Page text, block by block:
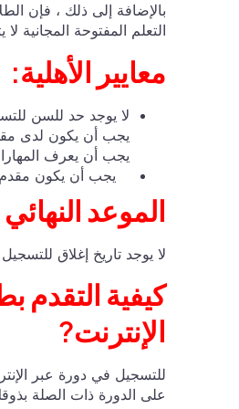
التعلم المفتوحة المجانية
معايير الأهلية:
لا يوجد حد للسن
يجب أن يكون لدى
يجب أن يعرف
يجب أن يكون مقدم
الموعد
لا يوجد تاريخ إغلاق
كيفية التقدم
الإنترنت?
للتسجيل في دورة عبر
على الدورة ذات الصلة